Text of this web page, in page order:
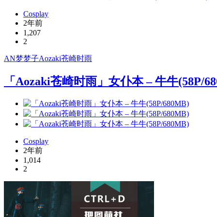
Cosplay
2年前
1,207
2
AN梦梦子Aozaki苍崎时雨
「Aozaki苍崎时雨」女仆本 – 牛牛(58P/
Cosplay
2年前
1,014
2